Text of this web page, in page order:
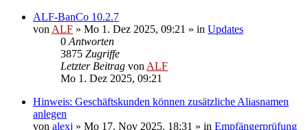
ALF-BanCo 10.2.7
von ALF » Mo 1. Dez 2025, 09:21 » in Updates
0 Antworten
3875 Zugriffe
Letzter Beitrag von ALF
Mo 1. Dez 2025, 09:21
Hinweis: Geschäftskunden können zusätzliche Aliasnamen
anlegen
von alexj » Mo 17. Nov 2025, 18:31 » in Empfängerprüfung